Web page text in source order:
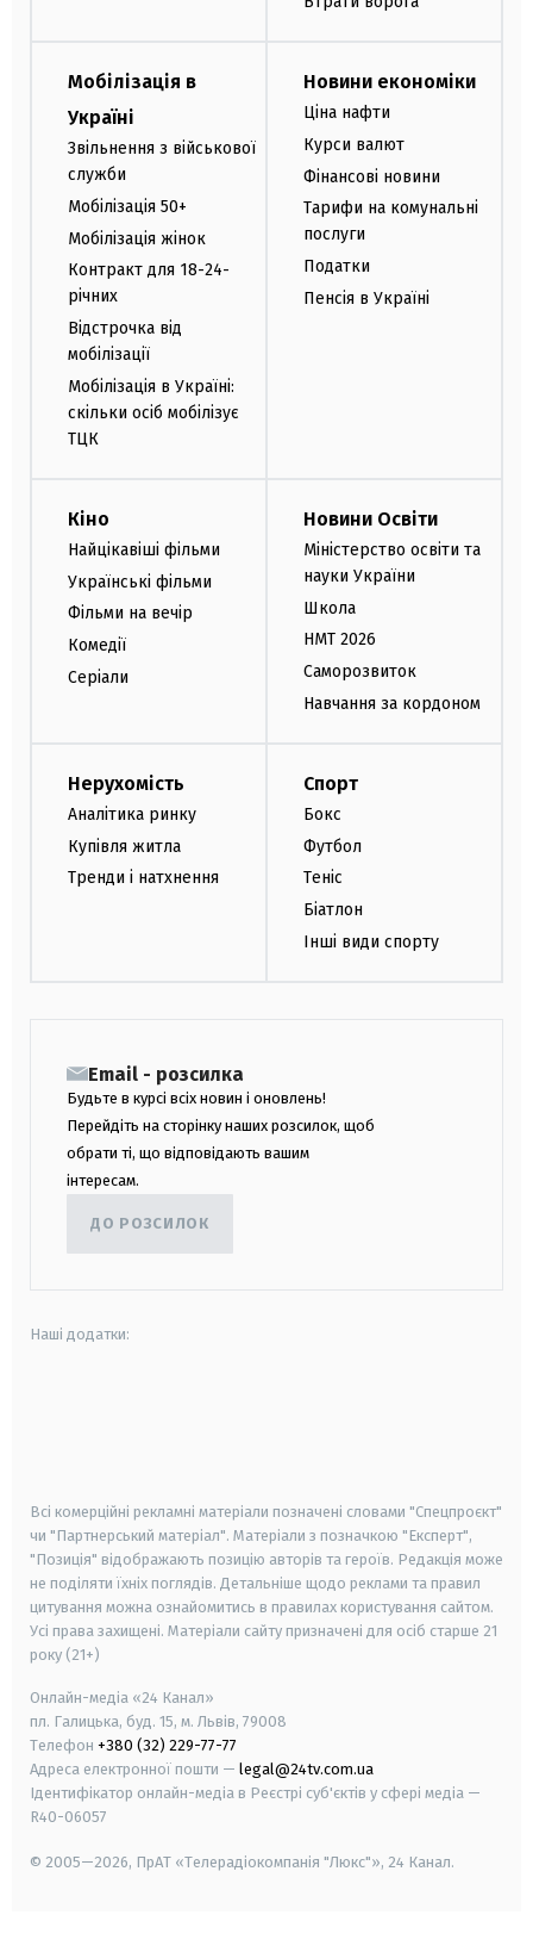
Мобілізація в
Україні
Звільнення з військової
служби
Мобілізація 50+
Мобілізація жінок
Контракт для 18-24-
річних
Відстрочка від
мобілізації
Мобілізація в Україні:
скільки осіб мобілізує
ТЦК
Новини економіки
Ціна нафти
Курси валют
Фінансові новини
Тарифи на комунальні
послуги
Податки
Пенсія в Україні
Кіно
Найцікавіші фільми
Українські фільми
Фільми на вечір
Комедії
Серіали
Новини Освіти
Міністерство освіти та
науки України
Школа
НМТ 2026
Саморозвиток
Навчання за кордоном
Нерухомість
Аналітика ринку
Купівля житла
Тренди і натхнення
Спорт
Бокс
Футбол
Теніс
Біатлон
Інші види спорту
Email - розсилка
Будьте в курсі всіх новин і оновлень!
Перейдіть на сторінку наших розсилок, щоб
обрати ті, що відповідають вашим
інтересам.
ДО РОЗСИЛОК
Наші додатки:
Всі комерційні рекламні матеріали позначені словами "Спецпроєкт"
чи "Партнерський матеріал". Матеріали з позначкою "Експерт",
"Позиція" відображають позицію авторів та героїв. Редакція може
не поділяти їхніх поглядів. Детальніше щодо реклами та правил
цитування можна ознайомитись в правилах користування сайтом.
Усі права захищені. Матеріали сайту призначені для осіб старше 21
року (21+)
Онлайн-медіа «24 Канал»
пл. Галицька, буд. 15, м. Львів, 79008
Телефон +380 (32) 229-77-77
Адреса електронної пошти — legal@24tv.com.ua
Ідентифікатор онлайн-медіа в Реєстрі суб'єктів у сфері медіа —
R40-06057
© 2005—2026, ПрАТ «Телерадіокомпанія "Люкс"», 24 Канал.